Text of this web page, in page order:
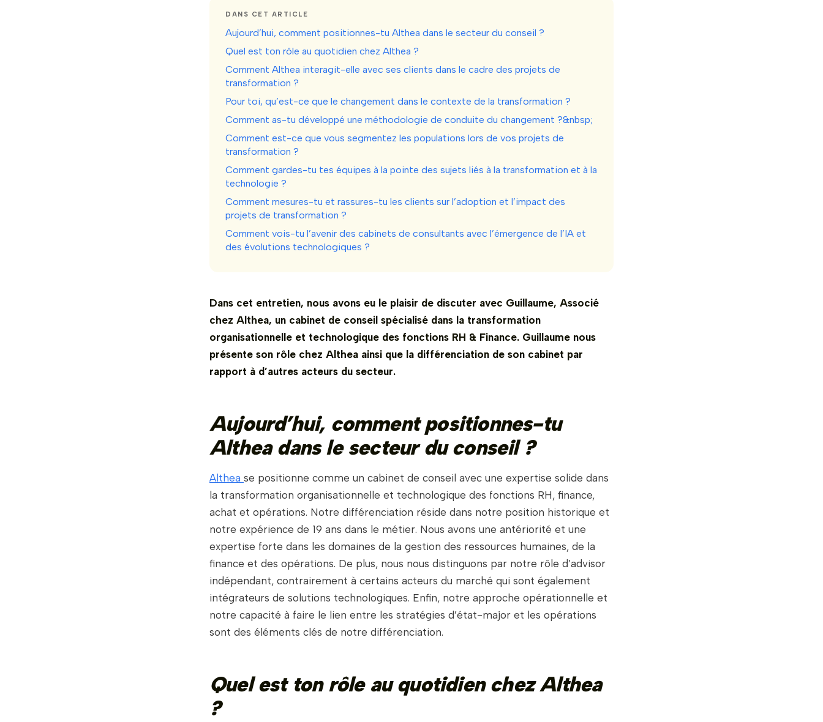
DANS CET ARTICLE
Aujourd’hui, comment positionnes-tu Althea dans le secteur du conseil ?
Quel est ton rôle au quotidien chez Althea ?
Comment Althea interagit-elle avec ses clients dans le cadre des projets de
transformation ?
Pour toi, qu’est-ce que le changement dans le contexte de la transformation ?
Comment as-tu développé une méthodologie de conduite du changement ?&nbsp;
Comment est-ce que vous segmentez les populations lors de vos projets de
transformation ?
Comment gardes-tu tes équipes à la pointe des sujets liés à la transformation et à la
technologie ?
Comment mesures-tu et rassures-tu les clients sur l’adoption et l’impact des
projets de transformation ?
Comment vois-tu l’avenir des cabinets de consultants avec l’émergence de l’IA et
des évolutions technologiques ?
Dans cet entretien, nous avons eu le plaisir de discuter avec Guillaume, Associé
chez Althea, un cabinet de conseil spécialisé dans la transformation
organisationnelle et technologique des fonctions RH & Finance. Guillaume nous
présente son rôle chez Althea ainsi que la différenciation de son cabinet par
rapport à d’autres acteurs du secteur.
Aujourd’hui, comment positionnes-tu
Althea dans le secteur du conseil ?
Althea se positionne comme un cabinet de conseil avec une expertise solide dans
la transformation organisationnelle et technologique des fonctions RH, finance,
achat et opérations. Notre différenciation réside dans notre position historique et
notre expérience de 19 ans dans le métier. Nous avons une antériorité et une
expertise forte dans les domaines de la gestion des ressources humaines, de la
finance et des opérations. De plus, nous nous distinguons par notre rôle d’advisor
indépendant, contrairement à certains acteurs du marché qui sont également
intégrateurs de solutions technologiques. Enfin, notre approche opérationnelle et
notre capacité à faire le lien entre les stratégies d’état-major et les opérations
sont des éléments clés de notre différenciation.
Quel est ton rôle au quotidien chez Althea
?